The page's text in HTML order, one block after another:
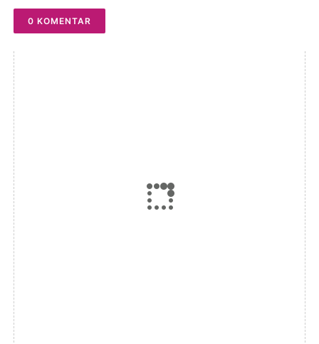
0 KOMENTAR